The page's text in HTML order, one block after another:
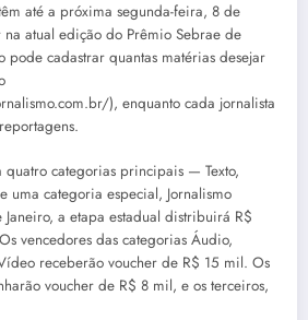
até a próxima segunda-feira, 8 de
na atual edição do Prêmio Sebrae de
pode cadastrar quantas matérias desejar
), enquanto cada jornalista
categorias principais — Texto,
categoria especial, Jornalismo
a etapa estadual distribuirá R$
vencedores das categorias Áudio,
receberão voucher de R$ 15 mil. Os
voucher de R$ 8 mil, e os terceiros,